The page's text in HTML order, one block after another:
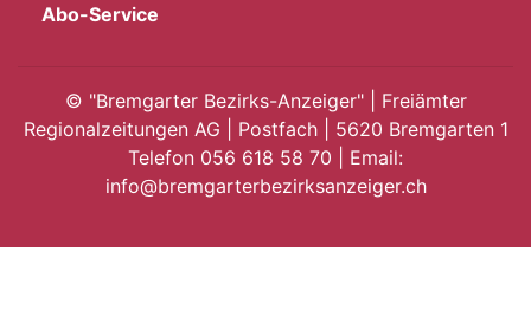
Abo-Service
© "Bremgarter Bezirks-Anzeiger" | Freiämter
Regionalzeitungen AG | Postfach | 5620 Bremgarten 1
Telefon 056 618 58 70 | Email:
info@bremgarterbezirksanzeiger.ch